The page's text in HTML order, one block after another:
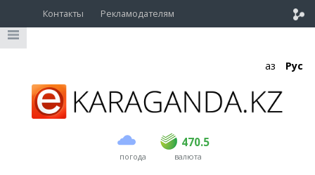
Контакты Рекламодателям
Қаз Рус
погода
470.5
USD 469 470.5
EUR валюта